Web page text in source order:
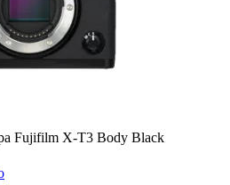
Fujifilm X-T3 Body Black